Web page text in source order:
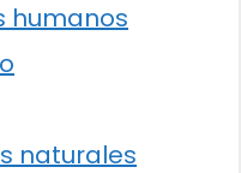
humanos
naturales